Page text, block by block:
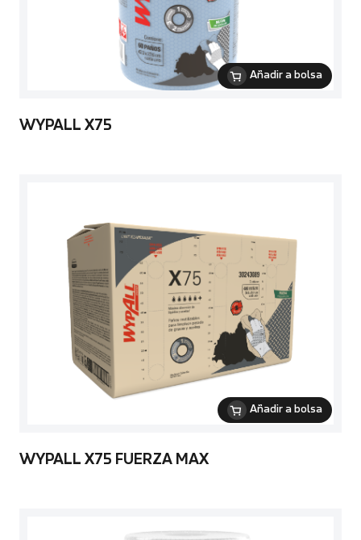
Añadir a bolsa
WYPALL X75
Añadir a bolsa
WYPALL X75 FUERZA MAX